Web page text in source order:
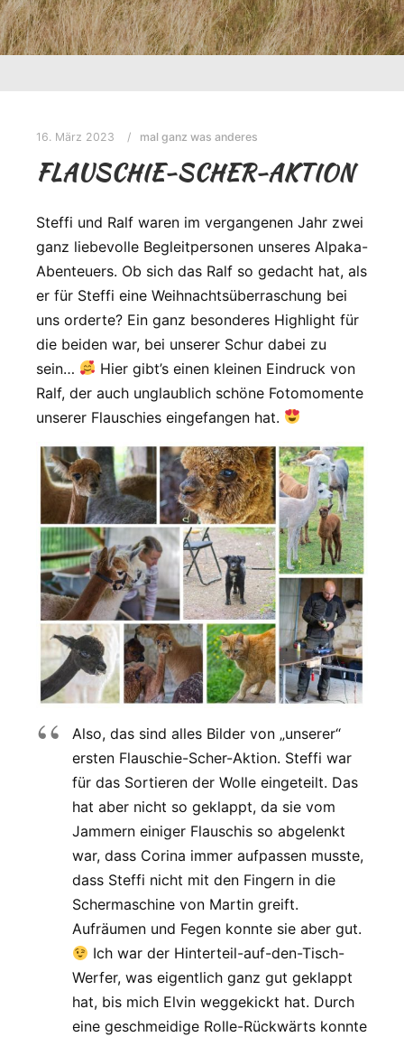
16. März 2023 mal ganz was anderes
FLAUSCHIE-SCHER-AKTION
Steffi und Ralf waren im vergangenen Jahr zwei
ganz liebevolle Begleitpersonen unseres Alpaka-
Abenteuers. Ob sich das Ralf so gedacht hat, als
er für Steffi eine Weihnachtsüberraschung bei
uns orderte? Ein ganz besonderes Highlight für
die beiden war, bei unserer Schur dabei zu
sein…
Hier gibt’s einen kleinen Eindruck von
Ralf, der auch unglaublich schöne Fotomomente
unserer Flauschies eingefangen hat.
Also, das sind alles Bilder von „unserer“
ersten Flauschie-Scher-Aktion. Steffi war
für das Sortieren der Wolle eingeteilt. Das
hat aber nicht so geklappt, da sie vom
Jammern einiger Flauschis so abgelenkt
war, dass Corina immer aufpassen musste,
dass Steffi nicht mit den Fingern in die
Schermaschine von Martin greift.
Aufräumen und Fegen konnte sie aber gut.
Ich war der Hinterteil-auf-den-Tisch-
Werfer, was eigentlich ganz gut geklappt
hat, bis mich Elvin weggekickt hat. Durch
eine geschmeidige Rolle-Rückwärts konnte